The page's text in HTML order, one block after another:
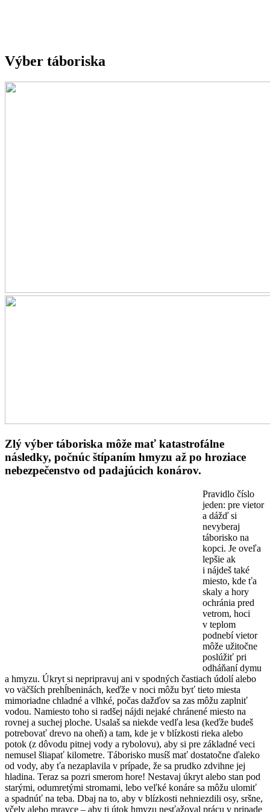
Výber táboriska
Zlý výber táboriska môže mať katastrofálne
následky, počnúc štípaním hmyzu až po hroziace
nebezpečenstvo od padajúcich konárov.
Pravidlo číslo
jeden: pre vietor
a dážď si
nevyberaj
táborisko na
kopci. Je oveľa
lepšie ak
i nájdeš také
miesto, kde ťa
skaly a hory
ochránia pred
vetrom, hoci
v teplom
podnebí vietor
môže užitočne
poslúžiť pri
odháňaní dymu
a hmyzu. Úkryt si nepripravuj ani v spodných častiach údolí alebo
vo väčších prehĺbeninách, keďže v noci môžu byť tieto miesta
mimoriadne chladné a vlhké, počas dažďov sa zas môžu zaplniť
vodou. Namiesto toho si radšej nájdi nejaké chránené miesto na
rovnej a suchej ploche. Usalaš sa niekde vedľa lesa (keďže budeš
potrebovať drevo na oheň) a tam, kde je v blízkosti rieka alebo
potok (z dôvodu pitnej vody a rybolovu), aby si pre základné veci
nemusel šliapať kilometre. Táborisko musíš mať dostatočne ďaleko
od vody, aby ťa nezaplavila v prípade, že sa prudko zdvihne jej
hladina. Teraz sa pozri smerom hore! Nestavaj úkryt alebo stan pod
starými, odumretými stromami, lebo veľké konáre sa môžu ulomiť
a spadnúť na teba. Dbaj na to, aby v blízkosti nehniezdili osy, sršne,
včely alebo mravce – aby ti útok hmyzu nesťažoval prácu v pripade